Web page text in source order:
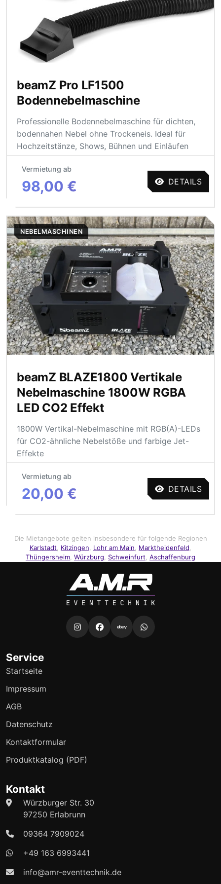
beamZ Pro LF1500
Bodennebelmaschine
Professionelle Bodennebelmaschine für dichten,
bodennahen Nebel ohne Trockeneis. Ideal für
Hochzeitstänze, Shows, Bühnen und Einläufen
Vermietung ab
98,00 € DETAILS
NEBELMASCHINEN
beamZ BLAZE1800 Vertikale
Nebelmaschine 1800W RGBA
LED CO2 Effekt
1800W Vertikal-Nebelmaschine mit RGB(A)-LEDs
für CO2-ähnliche Nebelstöße und farbige Jet-
Effekte
Vermietung ab
20,00 € DETAILS
Die Mietangebote gelten insbesondere für folgende Regionen
Karlstadt
Kitzingen Lohr am Main Marktheidenfeld
Thüngersheim Würzburg Schweinfurt Aschaffenburg
Service
Startseite
Impressum
AGB
Datenschutz
Kontaktformular
Produktkatalog (PDF)
Kontakt
Würzburger Str. 30
97250 Erlabrunn
09364 7909024
+49 163 6993441
info@amr-eventtechnik.de